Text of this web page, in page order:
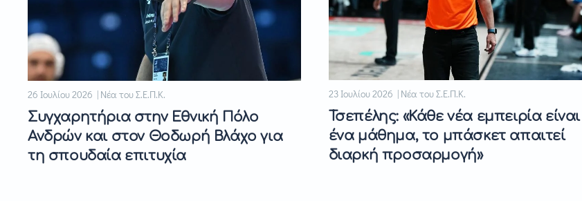
26 Ιουλίου 2026 | Νέα του Σ.Ε.Π.Κ.
Συγχαρητήρια στην Εθνική Πόλο
Ανδρών και στον Θοδωρή Βλάχο για
τη σπουδαία επιτυχία
23 Ιουλίου 2026 | Νέα του Σ.Ε.Π.Κ.
Τσεπέλης: «Κάθε νέα εμπειρία είναι
ένα μάθημα, το μπάσκετ απαιτεί
διαρκή προσαρμογή»